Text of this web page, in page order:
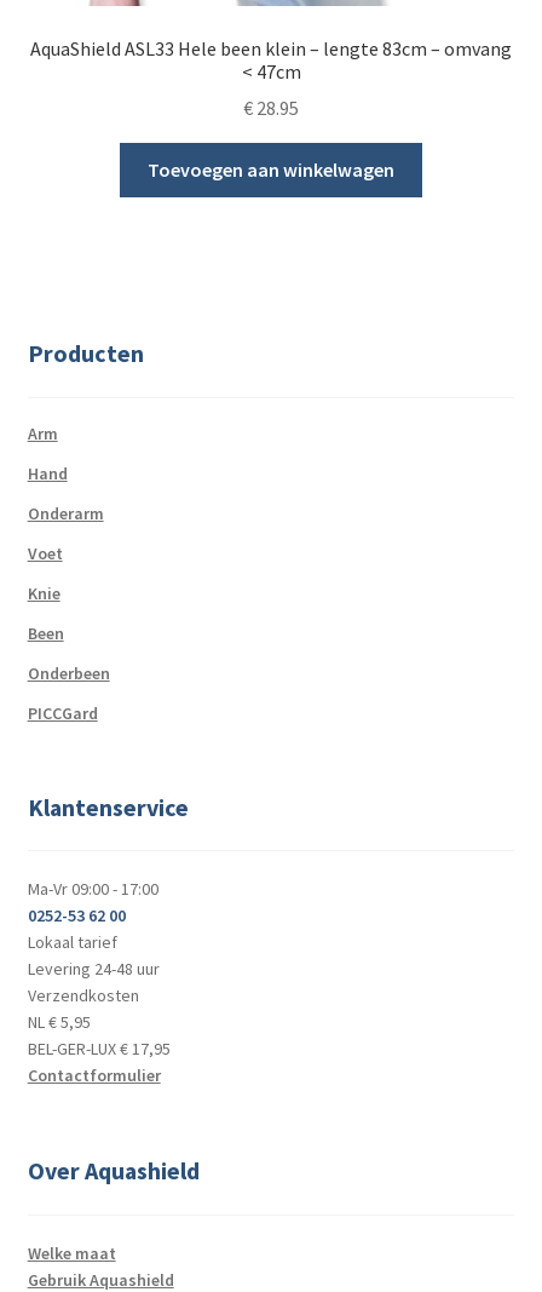
AquaShield ASL33 Hele been klein – lengte 83cm – omvang
< 47cm
€ 28.95
Toevoegen aan winkelwagen
Producten
Arm
Hand
Onderarm
Voet
Knie
Been
Onderbeen
PICCGard
Klantenservice
Ma-Vr 09:00 - 17:00
0252-53 62 00
Lokaal tarief
Levering 24-48 uur
Verzendkosten
NL € 5,95
BEL-GER-LUX € 17,95
Contactformulier
Over Aquashield
Welke maat
Gebruik Aquashield